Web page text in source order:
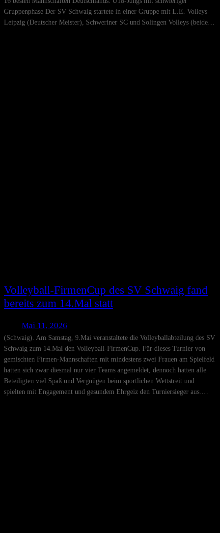
Gruppenphase Der SV Schwaig startete in einer Gruppe mit L.E. Volleys
Leipzig (Deutscher Meister), Schweriner SC und Solingen Volleys (beide…
Volleyball-FirmenCup des SV Schwaig fand
bereits zum 14.Mal statt
Mai 11, 2026
(Schwaig). Am Samstag, 9.Mai veranstaltete die Volleyballabteilung des SV
Schwaig zum 14.Mal den Volleyball-FirmenCup. Für dieses Turnier von
gemischten Firmen-Mannschaften mit mindestens zwei Frauen am Spielfeld
hatten sich zwar diesmal nur vier Teams angemeldet, dennoch hatten alle
Beteiligten viel Spaß und Vergnügen beim sportlichen Wettstreit und
spielten mit Engagement und gesundem Ehrgeiz den Turniersieger aus.…